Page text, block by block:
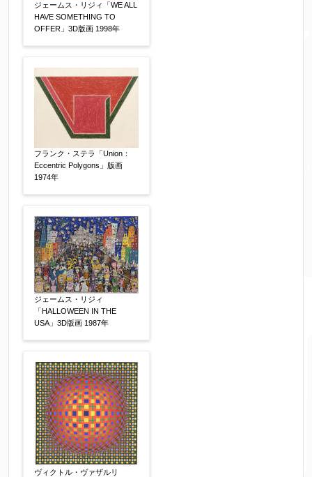
その他
制作年 【任意】
売却希望時期
その他
他社様の査定価格 【任意】
会社名：
査定額：
※他社様からご提示された査定額がございました
らお知らせください。その価格が適切かお返事申
し上げます。
作品コンディション 【任意】
ジェームス・リジィ「WE ALL
HAVE SOMETHING TO
OFFER」3D版画 1998年
フランク・ステラ「Union：
Eccentric Polygons」版画
1974年
ジェームス・リジィ
「HALLOWEEN IN THE
USA」3D版画 1987年
ヴィクトル・ヴァザルリ